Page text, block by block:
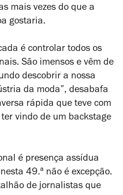
mais vezes do que a
gostaria.
é controlar todos os
São imensos e vêm de
descobrir a nossa
da moda”, desabafa
rápida que teve com
vindo de um backstage
é presença assídua
49.ª não é excepção.
de jornalistas que